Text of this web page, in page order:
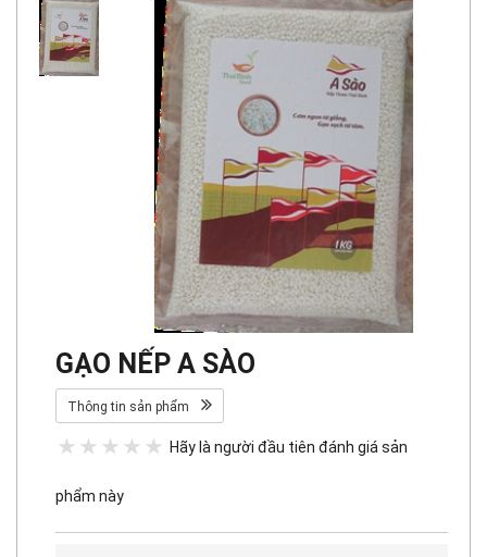
GẠO NẾP A SÀO
Thông tin sản phẩm
Hãy là người đầu tiên đánh giá sản
phẩm này